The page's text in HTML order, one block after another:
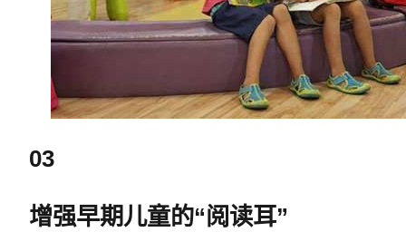
03
增强早期儿童的“阅读耳”